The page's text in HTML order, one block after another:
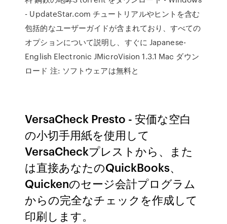
- UpdateStar.com チュートリアルやヒントを含む
包括的なユーザーガイドが含まれており、すべての
オプションについて説明し、すぐに Japanese-
English Electronic JMicroVision 1.3.1 Mac ダウン
ロード 注: ソフトウェアは無料と
VersaCheck Presto - 安価な空白
の小切手用紙を使用して
VersaCheckプレストから、また
は直接あなたのQuickBooks、
Quickenのセージ会計プログラム
からの完全なチェックを作成して
印刷します。